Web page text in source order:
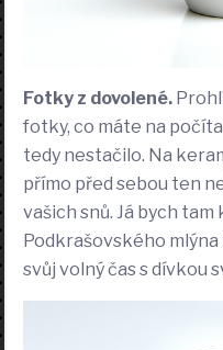
Fotky z dovolené.
fotky, co máte na
tedy nestačilo. Na
přímo před sebou ten
vašich snů. Já bych
Podkrašovského
svůj volný čas s dívkou